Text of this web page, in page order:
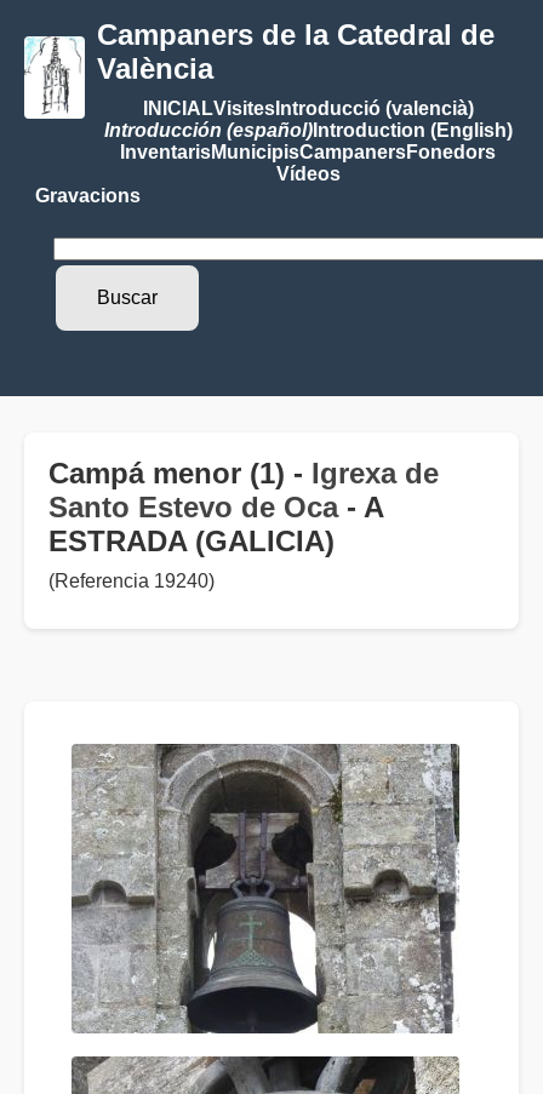
Campaners de la Catedral de
València
INICIALVisitesIntroducció (valencià)
Introducción (español)Introduction (English)
InventarisMunicipisCampanersFonedors
Vídeos
Gravacions
Campá menor (1) - Igrexa de
Santo Estevo de Oca- A
ESTRADA (GALICIA)
(Referencia 19240)